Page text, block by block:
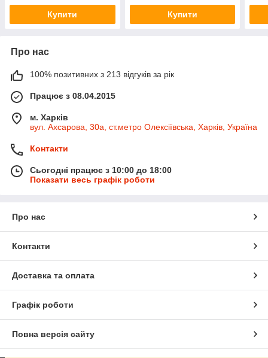
Купити Купити
Про нас
100% позитивних з 213 відгуків за рік
Працює з 08.04.2015
м. Харків
вул. Ахсарова, 30а, ст.метро Олексіївська, Харків, Україна
Контакти
Сьогодні працює з 10:00 до 18:00
Показати весь графік роботи
Про нас
Контакти
Доставка та оплата
Графік роботи
Повна версія сайту